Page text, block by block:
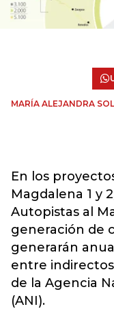
MARÍA ALEJANDRA
En los
Magdalena 1 y
Autopistas al
generación de
generarán
entre
de la Agencia
(ANI).